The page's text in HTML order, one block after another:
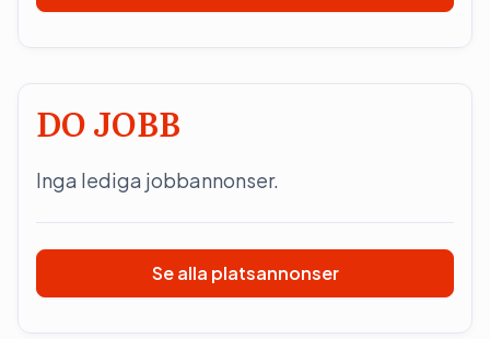
DO JOBB
Inga lediga jobbannonser.
Se alla platsannonser